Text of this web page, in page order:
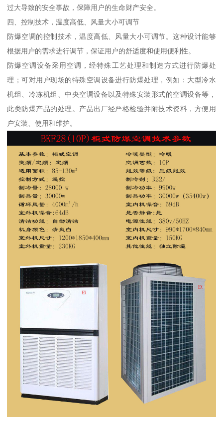
过大导致的安全事故，保障用户的生命财产安全。
四、控制技术，温度高低、风量大小可调节
防爆空调的控制技术，温度高低、风量大小可调节。这种设计能够
根据用户的需求进行调节，保证用户的舒适度和使用便利性。
防爆空调设备采用空调，经特殊工艺处理和制造方式进行防爆处
理；可对用户现场的特殊空调设备进行防爆处理，例如：大型冷水
机组、冷冻机组、中央空调设备以及特殊安装形式的空调设备等，
此类防爆产品的处理。产品出厂经严格检验并附技术资料，方便用
户安装、使用和维护。